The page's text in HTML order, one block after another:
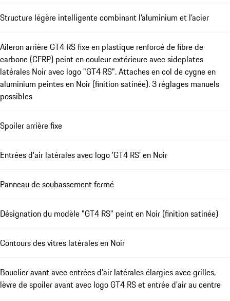
Structure légère intelligente combinant l’aluminium et l’acier
Aileron arrière GT4 RS fixe en plastique renforcé de fibre de
carbone (CFRP) peint en couleur extérieure avec sideplates
latérales Noir avec logo "GT4 RS". Attaches en col de cygne en
aluminium peintes en Noir (finition satinée). 3 réglages manuels
possibles
Spoiler arrière fixe
Entrées d'air latérales avec logo 'GT4 RS' en Noir
Panneau de soubassement fermé
Désignation du modèle "GT4 RS" peint en Noir (finition satinée)
Contours des vitres latérales en Noir
Bouclier avant avec entrées d'air latérales élargies avec grilles,
lèvre de spoiler avant avec logo GT4 RS et entrée d'air au centre